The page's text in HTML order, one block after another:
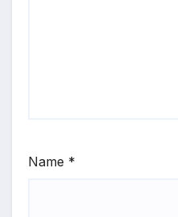
Name *